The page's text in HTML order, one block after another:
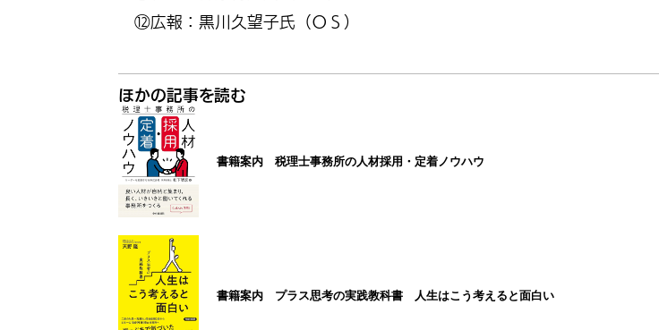
⑫広報：黒川久望子氏（ＯＳ）
ほかの記事を読む
書籍案内 税理士事務所の人材採用・定着ノウハウ
書籍案内 プラス思考の実践教科書 人生はこう考えると面白い